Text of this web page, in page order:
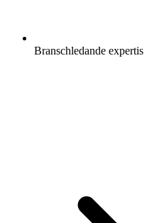
Branschledande expertis